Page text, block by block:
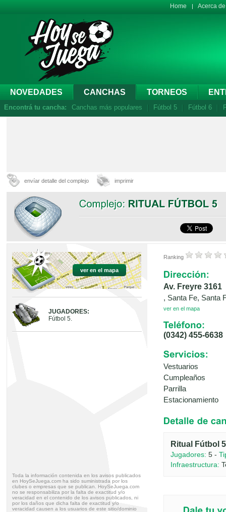
Home Acerca
NOVEDADES CANCHAS TORNEOS
Encontrá tu cancha: Canchas más populares Fútbol 5 Fútbol 6
envíar detalle del complejo imprimir
ver en el mapa
JUGADORES:
Fútbol 5.
Toda la información contenida en los avisos publicados
en HoySeJuega.com ha sido suministrada por los
clubes o empresas que se publican. HoySeJuega.com
no se responsabiliza por la falta de exactitud y/o
veracidad en el contenido de los avisos publicados, ni
por los daños que dicha falta de exactitud y/o
veracidad causen a los usuarios de este sitio/dominio
Ranking
Av. Freyre 3161
, Santa Fe, Santa
ver en el mapa
(0342) 455-6638
Vestuarios
Cumpleaños
Parrilla
Estacionamiento
Ritual Fútbol 5
Jugadores: 5 -
Infraestructura: